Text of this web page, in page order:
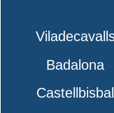
Badalona
Castellbisbal